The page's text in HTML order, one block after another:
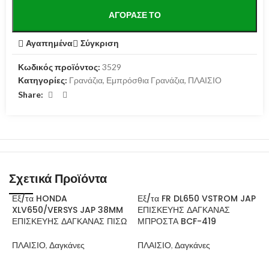
ΑΓΌΡΑΣΕ ΤΟ
Αγαπημένα Σύγκριση
Κωδικός προϊόντος: 3529
Κατηγορίες: Γρανάζια, Εμπρόσθια Γρανάζια, ΠΛΑΙΣΙΟ
Share:
Σχετικά Προϊόντα
Εξ/τα HONDA
XLV650/VERSYS JAP 38MM
ΕΠΙΣΚΕΥΗΣ ΔΑΓΚΑΝΑΣ ΠΙΣΩ
ΠΛΑΙΣΙΟ, Δαγκάνες
Εξ/τα FR DL650 VSTROM JAP
ΕΠΙΣΚΕΥΗΣ ΔΑΓΚΑΝΑΣ
ΜΠΡΟΣΤΑ BCF-419
ΠΛΑΙΣΙΟ, Δαγκάνες